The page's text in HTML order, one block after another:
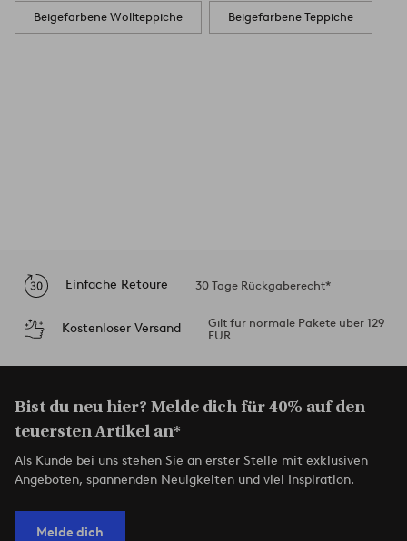
Beigefarbene Wollteppiche Beigefarbene Teppiche
Einfache Retoure 30 Tage Rückgaberecht*
Kostenloser Versand
Gilt für normale Pakete über 129
EUR
Bist du neu hier? Melde dich für 40% auf den
teuersten Artikel an*
Als Kunde bei uns stehen Sie an erster Stelle mit exklusiven
Angeboten, spannenden Neuigkeiten und viel Inspiration.
Melde dich